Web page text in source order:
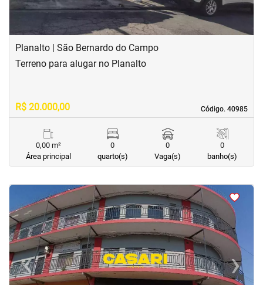
Planalto | São Bernardo do Campo
Código. 40985
Código. 40985
Terreno para alugar no Planalto
R$ 20.000,00
0,00 m²
Área principal
0
quarto(s)
0
Vaga(s)
0
banho(s)
<
‹Previous ›Next